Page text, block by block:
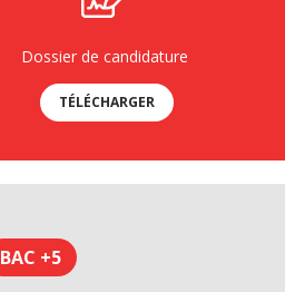
Dossier de candidature
TÉLÉCHARGER
BAC +5